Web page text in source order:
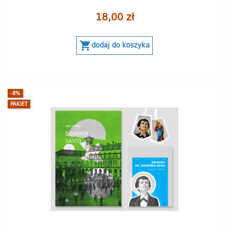
18,00 zł
shopping_cartdodaj do koszyka
-8%
PAKIET